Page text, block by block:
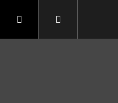
zboží, odstoupení od
Přihlášení